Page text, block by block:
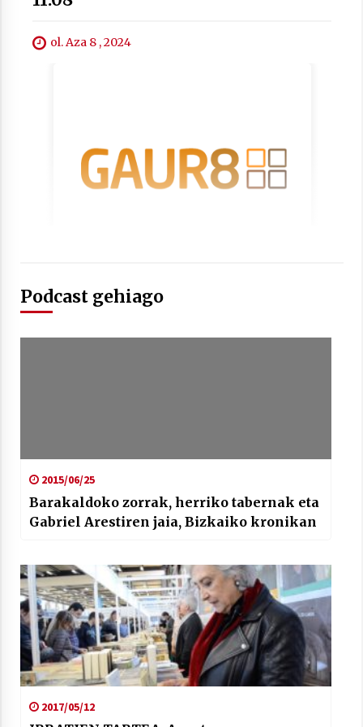
2021/06/30
ol. Aza 8 , 2024
Podcast gehiago
2015/06/25
Barakaldoko zorrak, herriko tabernak eta
Gabriel Arestiren jaia, Bizkaiko kronikan
2017/05/12